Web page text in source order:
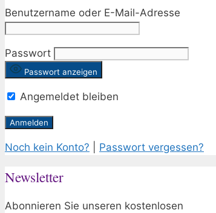
Benutzername oder E-Mail-Adresse
Passwort
Passwort anzeigen
Angemeldet bleiben
Noch kein Konto? Passwort vergessen?
Newsletter
Abonnieren Sie unseren kostenlosen